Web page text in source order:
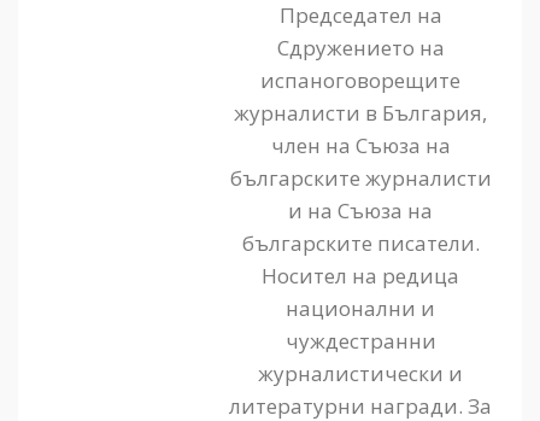
Председател на
Сдружението на
испаноговорещите
журналисти в България,
член на Съюза на
българските журналисти
и на Съюза на
българските писатели.
Носител на редица
национални и
чуждестранни
журналистически и
литературни награди. За